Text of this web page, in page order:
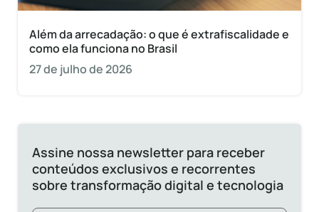
Além da arrecadação: o que é extrafiscalidade e
como ela funciona no Brasil
27 de julho de 2026
Assine nossa newsletter para receber
conteúdos exclusivos e recorrentes
sobre transformação digital e tecnologia